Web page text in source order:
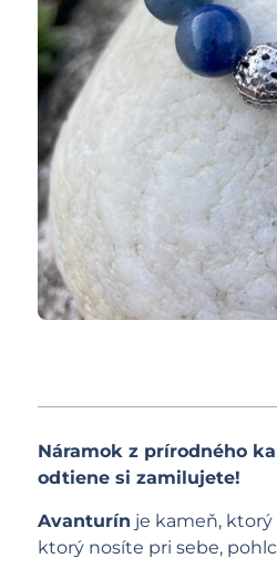
Náramok z prírodného
odtiene si zamilujete!
Avanturín je kameň,
ktorý nosíte pri sebe,